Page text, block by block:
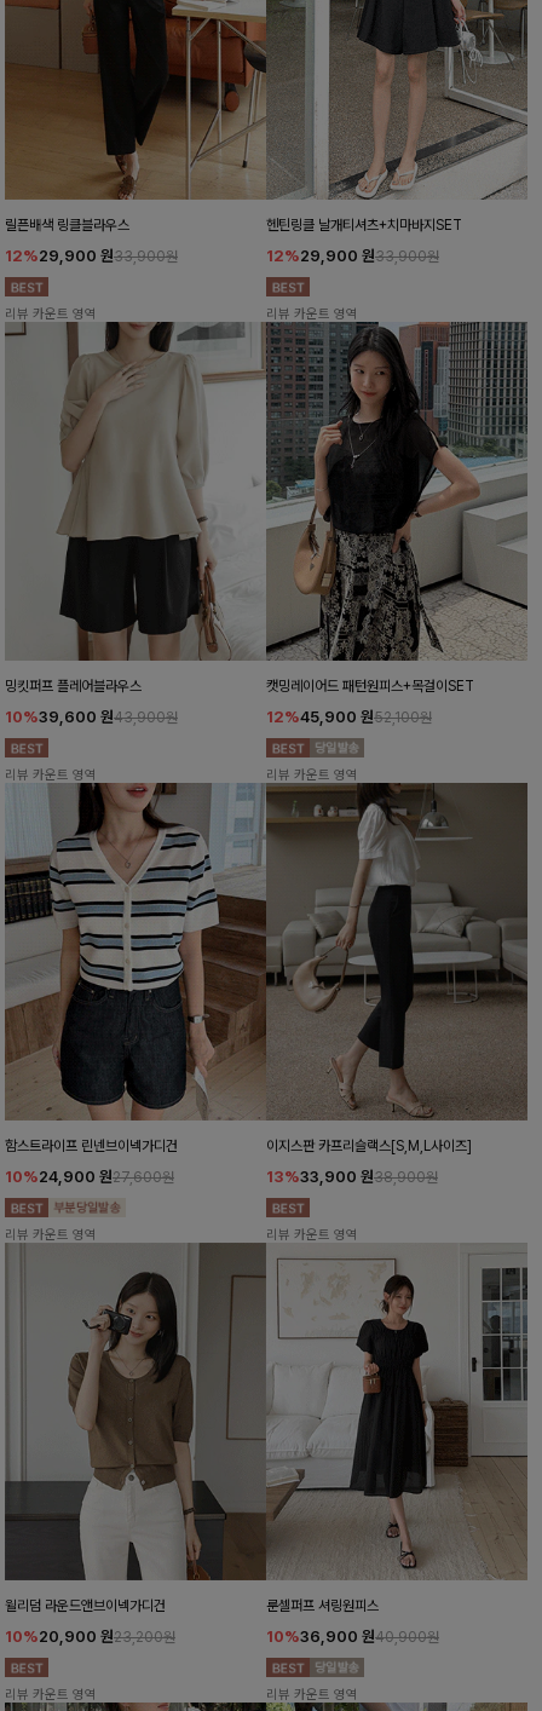
릴픈배색 링클블라우스
12%29,900 원33,900원
리뷰 카운트 영역
헨틴링클 날개티셔츠+치마바지SET
12%29,900 원33,900원
리뷰 카운트 영역
밍킷퍼프 플레어블라우스
10%39,600 원43,900원
리뷰 카운트 영역
캣밍레이어드 패턴원피스+목걸이SET
12%45,900 원52,100원
리뷰 카운트 영역
함스트라이프 린넨브이넥가디건
10%24,900 원27,600원
리뷰 카운트 영역
이지스판 카프리슬랙스[S,M,L사이즈]
13%33,900 원38,900원
리뷰 카운트 영역
윌리덤 라운드앤브이넥가디건
10%20,900 원23,200원
리뷰 카운트 영역
룬셀퍼프 셔링원피스
10%36,900 원40,900원
리뷰 카운트 영역